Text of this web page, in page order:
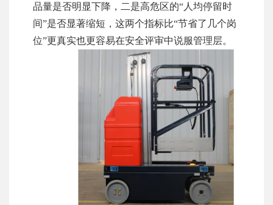
品量是否明显下降，二是高危区的“人均停留时
间”是否显著缩短，这两个指标比“节省了几个岗
位”更真实也更容易在安全评审中说服管理层。